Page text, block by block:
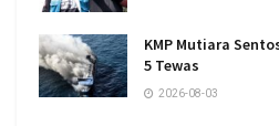
KMP Mutiara
5 Tewas
2026-08-03